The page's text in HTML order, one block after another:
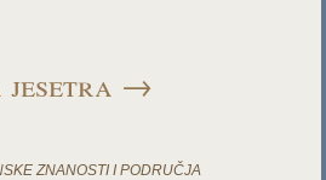
jesetra →
ZNANOSTI I PODRUČJA